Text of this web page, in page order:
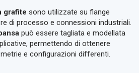
grafite sono utilizzate su flange
di processo e connessioni industriali.
può essere tagliata e modellata
permettendo di ottenere
e configurazioni differenti.